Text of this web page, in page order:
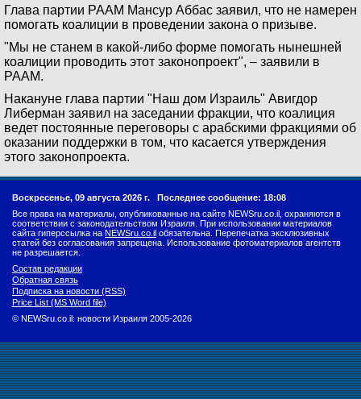
Глава партии РААМ Мансур Аббас заявил, что не намерен
помогать коалиции в проведении закона о призыве.
"Мы не станем в какой-либо форме помогать нынешней
коалиции проводить этот законопроект", – заявили в
РААМ.
Накануне глава партии "Наш дом Израиль" Авигдор
Либерман заявил на заседании фракции, что коалиция
ведет постоянные переговоры с арабскими фракциями об
оказании поддержки в том, что касается утверждения
этого законопроекта.
Воскресенье, 09 августа 2026 г. Последнее сообщение: 18:08
Все права на материалы, опубликованные на сайте NEWSru.co.il, охраняются в
соответствии с законодательством Израиля. При использовании материалов
сайта гиперссылка на NEWSru.co.il обязательна. Перепечатка эксклюзивных
статей без согласования запрещена. Использование фотоматериалов агентств
не разрешается.
Состав редакции
Обратная связь
Подписка на новости (RSS)
Price List (MS Word file)
© NEWSru.co.il: новости Израиля 2005-2026